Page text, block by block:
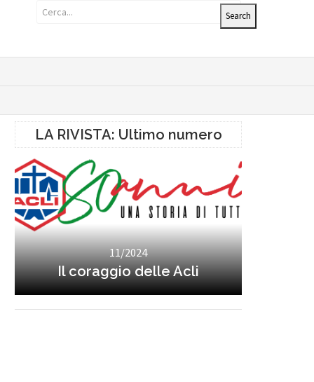
LA RIVISTA: Ultimo numero
11/2024
Il coraggio delle Acli